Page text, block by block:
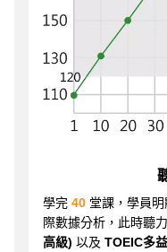
學完 40 堂課，學員
際數據分析，此時聽
高級) 以及 TOEIC多